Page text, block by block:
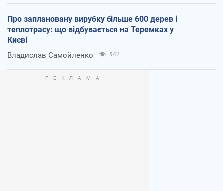
Про заплановану вирубку більше 600 дерев і
теплотрасу: що відбувається на Теремках у
Києві
Владислав Самойленко 942